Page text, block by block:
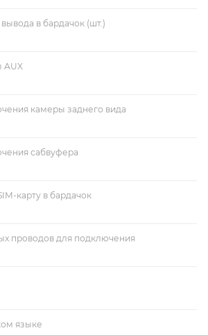
в бардачок (шт.)
AUX
камеры заднего вида
сабвуфера
карту в бардачок
проводов для подключения
языке